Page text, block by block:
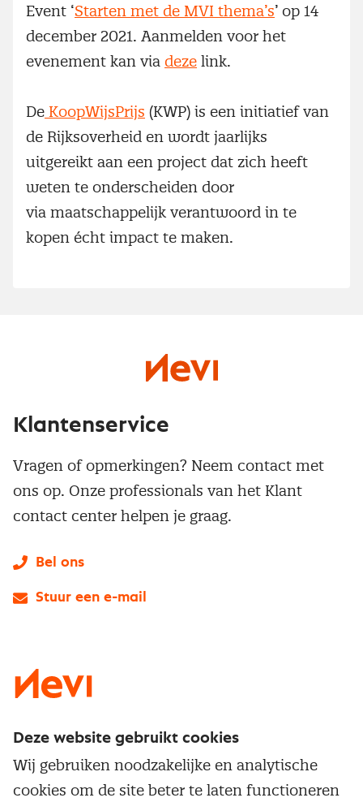
Event ‘Starten met de MVI thema’s’ op 14
december 2021. Aanmelden voor het
evenement kan via deze link.
De KoopWijsPrijs (KWP) is een initiatief van
de Rijksoverheid en wordt jaarlijks
uitgereikt aan een project dat zich heeft
weten te onderscheiden door
via maatschappelijk verantwoord in te
kopen écht impact te maken.
Service & contact
Populaire thema's
Klantenservice
Vragen of opmerkingen? Neem contact met
ons op. Onze professionals van het Klant
contact center helpen je graag.
Bel ons
Stuur een e-mail
Deze website gebruikt cookies
Wij gebruiken noodzakelijke en analytische
cookies om de site beter te laten functioneren